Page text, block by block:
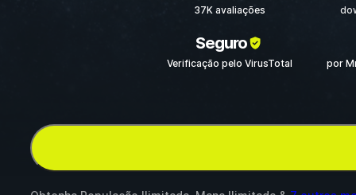
37K avaliações
Seguro
Verificação pelo VirusTotal por